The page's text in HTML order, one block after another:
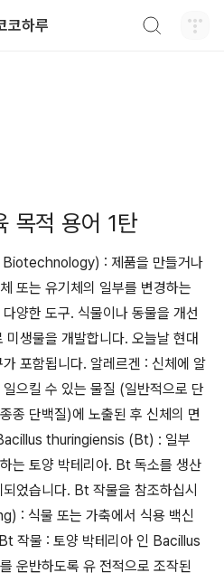
코하루
목적 용어 1탄
: 제품을 만들거나
또는 유기체의 일부를 변경하는
양한 도구. 식물이나 동물을 개선
생물을 개발합니다. 오늘날 현대
포함됩니다. 알레르겐 : 신체에 알
으킬 수 있는 물질 (일반적으로 단
종 단백질)에 노출된 후 신체의 면
thuringiensis (Bt) : 일부
는 토양 박테리아. Bt 독소를 생산
었습니다. Bt 작물을 참조하십시
: 식물 또는 가축에서 식용 백신
작물 : 토양 박테리아 인 Bacillus
운반하도록 유 전적으로 조작된